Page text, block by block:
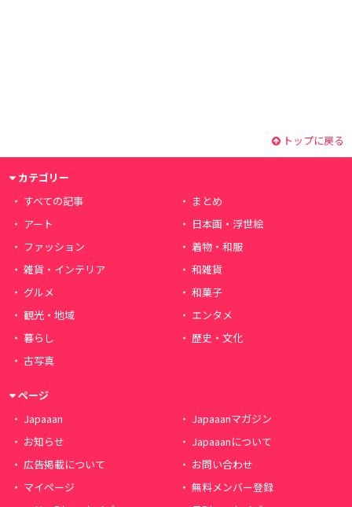
トップに戻る
カテゴリー
すべての記事
まとめ
アート
日本画・浮世絵
ファッション
着物・和服
雑貨・インテリア
和雑貨
グルメ
和菓子
観光・地域
エンタメ
暮らし
歴史・文化
古写真
ページ
Japaaan
Japaaanマガジン
お知らせ
Japaaanについて
広告掲載について
お問い合わせ
マイページ
無料メンバー登録